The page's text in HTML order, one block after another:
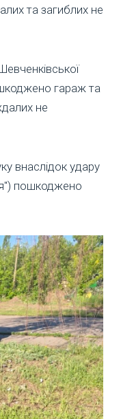
та загиблих не
гараж та
не
внаслідок удару
пошкоджено